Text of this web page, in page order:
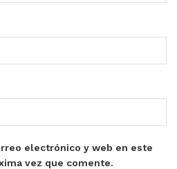
electrónico y web en este
vez que comente.